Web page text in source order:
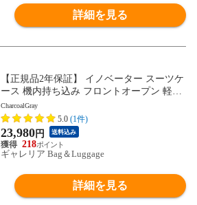
詳細を見る
【正規品2年保証】 イノベーター スーツケ
ース 機内持ち込み フロントオープン 軽量
innovator キャリーケース ブランド 小さめ
Sサイズ ストッパー TSAロック 3泊 4泊 38
L Extreme Journey Cabin INV50
CharcoalGray
5.0 (1件)
23,980円 送料込み
218
ギャレリア Bag＆Luggage
詳細を見る